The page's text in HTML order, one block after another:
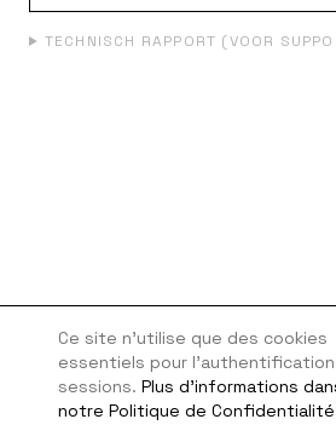
TECHNISCH RAPPORT (VOOR
Ce site n'utilise que des cookies
essentiels pour
sessions. Plus d'informations
notre Politique de